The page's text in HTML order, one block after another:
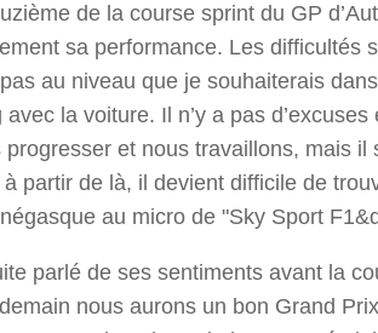
de la course sprint du GP
sa performance. Les difficultés
au niveau que je souhaiterais
la voiture. Il n’y a pas
et nous travaillons, mais il
partir de là, il devient difficile de
au micro de "Sky Sport
parlé de ses sentiments avant la
demain nous aurons un bon Grand